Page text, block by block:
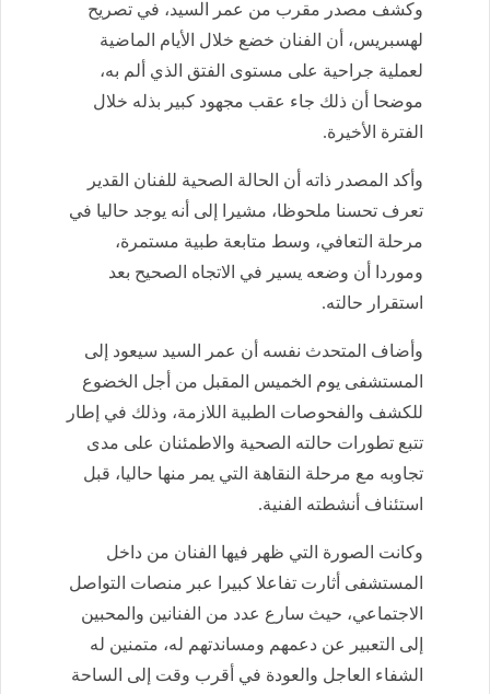
وكشف مصدر مقرب من عمر السيد، في تصريح
لهسبريس، أن الفنان خضع خلال الأيام الماضية
لعملية جراحية على مستوى الفتق الذي ألم به،
موضحا أن ذلك جاء عقب مجهود كبير بذله خلال
الفترة الأخيرة.
وأكد المصدر ذاته أن الحالة الصحية للفنان القدير
تعرف تحسنا ملحوظا، مشيرا إلى أنه يوجد حاليا في
مرحلة التعافي، وسط متابعة طبية مستمرة،
وموردا أن وضعه يسير في الاتجاه الصحيح بعد
استقرار حالته.
وأضاف المتحدث نفسه أن عمر السيد سيعود إلى
المستشفى يوم الخميس المقبل من أجل الخضوع
للكشف والفحوصات الطبية اللازمة، وذلك في إطار
تتبع تطورات حالته الصحية والاطمئنان على مدى
تجاوبه مع مرحلة النقاهة التي يمر منها حاليا، قبل
استئناف أنشطته الفنية.
وكانت الصورة التي ظهر فيها الفنان من داخل
المستشفى أثارت تفاعلا كبيرا عبر منصات التواصل
الاجتماعي، حيث سارع عدد من الفنانين والمحبين
إلى التعبير عن دعمهم ومساندتهم له، متمنين له
الشفاء العاجل والعودة في أقرب وقت إلى الساحة